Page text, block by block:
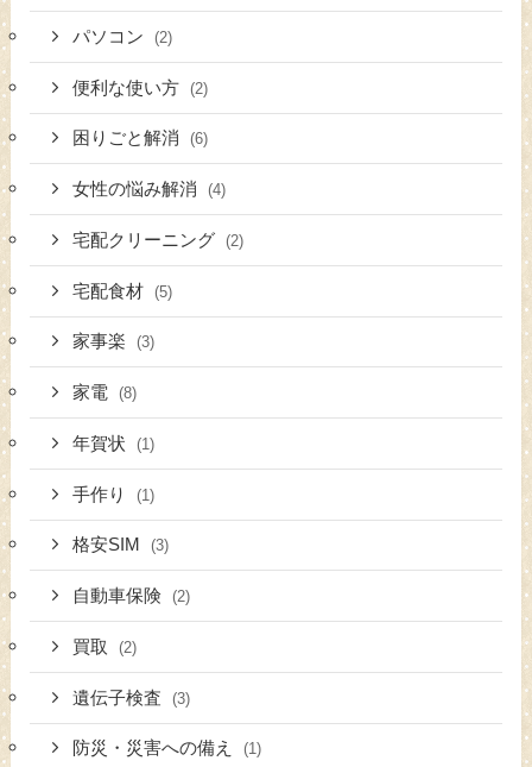
パソコン (2)
便利な使い方 (2)
困りごと解消 (6)
女性の悩み解消 (4)
宅配クリーニング (2)
宅配食材 (5)
家事楽 (3)
家電 (8)
年賀状 (1)
手作り (1)
格安SIM (3)
自動車保険 (2)
買取 (2)
遺伝子検査 (3)
防災・災害への備え (1)